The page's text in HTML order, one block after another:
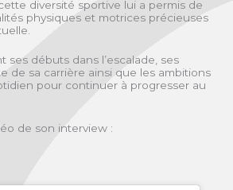
diversité sportive lui a permis de
physiques et motrices précieuses
ses débuts dans l’escalade, ses
de sa carrière ainsi que les ambitions
pour continuer à progresser au
de son interview :